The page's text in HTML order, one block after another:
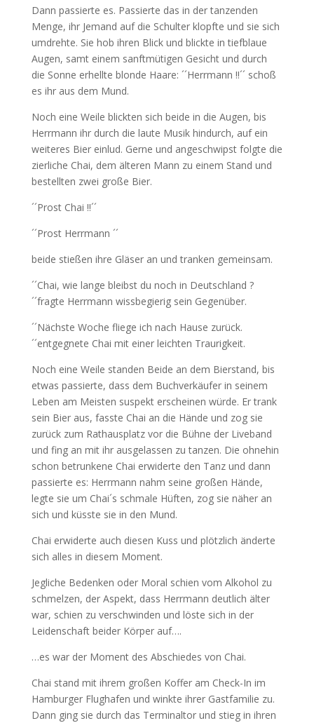
Dann passierte es. Passierte das in der tanzenden
Menge, ihr Jemand auf die Schulter klopfte und sie sich
umdrehte. Sie hob ihren Blick und blickte in tiefblaue
Augen, samt einem sanftmütigen Gesicht und durch
die Sonne erhellte blonde Haare: ´´Herrmann !!´´ schoß
es ihr aus dem Mund.
Noch eine Weile blickten sich beide in die Augen, bis
Herrmann ihr durch die laute Musik hindurch, auf ein
weiteres Bier einlud. Gerne und angeschwipst folgte die
zierliche Chai, dem älteren Mann zu einem Stand und
bestellten zwei große Bier.
´´Prost Chai !!´´
´´Prost Herrmann ´´
beide stießen ihre Gläser an und tranken gemeinsam.
´´Chai, wie lange bleibst du noch in Deutschland ?
´´fragte Herrmann wissbegierig sein Gegenüber.
´´Nächste Woche fliege ich nach Hause zurück.
´´entgegnete Chai mit einer leichten Traurigkeit.
Noch eine Weile standen Beide an dem Bierstand, bis
etwas passierte, dass dem Buchverkäufer in seinem
Leben am Meisten suspekt erscheinen würde. Er trank
sein Bier aus, fasste Chai an die Hände und zog sie
zurück zum Rathausplatz vor die Bühne der Liveband
und fing an mit ihr ausgelassen zu tanzen. Die ohnehin
schon betrunkene Chai erwiderte den Tanz und dann
passierte es: Herrmann nahm seine großen Hände,
legte sie um Chai´s schmale Hüften, zog sie näher an
sich und küsste sie in den Mund.
Chai erwiderte auch diesen Kuss und plötzlich änderte
sich alles in diesem Moment.
Jegliche Bedenken oder Moral schien vom Alkohol zu
schmelzen, der Aspekt, dass Herrmann deutlich älter
war, schien zu verschwinden und löste sich in der
Leidenschaft beider Körper auf….
…es war der Moment des Abschiedes von Chai.
Chai stand mit ihrem großen Koffer am Check-In im
Hamburger Flughafen und winkte ihrer Gastfamilie zu.
Dann ging sie durch das Terminaltor und stieg in ihren